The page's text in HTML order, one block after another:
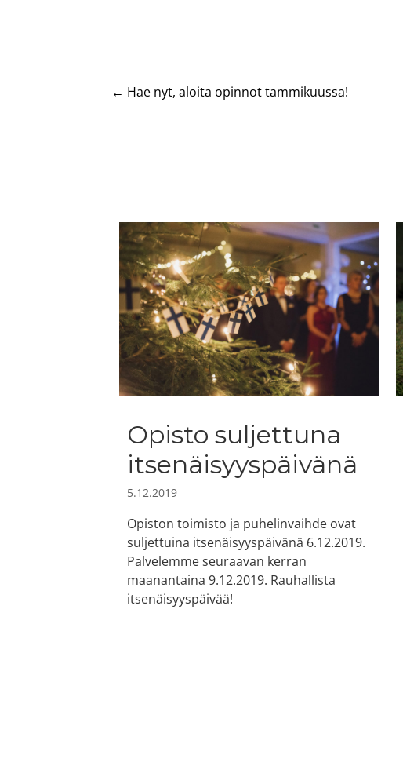
Posts
← Hae nyt, aloita opinnot tammikuussa!
Opisto suljettuna
itsenäisyyspäivänä
5.12.2019
Opiston toimisto ja puhelinvaihde ovat
suljettuina itsenäisyyspäivänä 6.12.2019.
Palvelemme seuraavan kerran
maanantaina 9.12.2019. Rauhallista
itsenäisyyspäivää!